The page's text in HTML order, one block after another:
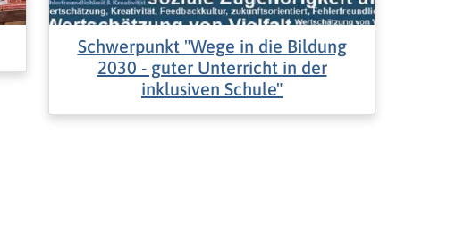
Schwerpunkt "Wege in die Bildung
2030 - guter Unterricht in der
inklusiven Schule"